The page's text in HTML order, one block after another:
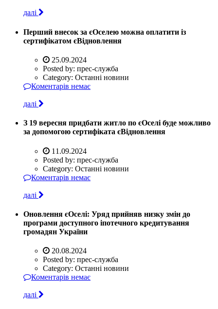
далі
Перший внесок за єОселею можна оплатити із
сертифікатом єВідновлення
25.09.2024
Posted by: прес-служба
Category: Останні новини
Коментарів немає
далі
З 19 вересня придбати житло по єОселі буде можливо
за допомогою сертифіката єВідновлення
11.09.2024
Posted by: прес-служба
Category: Останні новини
Коментарів немає
далі
Оновлення єОселі: Уряд прийняв низку змін до
програми доступного іпотечного кредитування
громадян України
20.08.2024
Posted by: прес-служба
Category: Останні новини
Коментарів немає
далі